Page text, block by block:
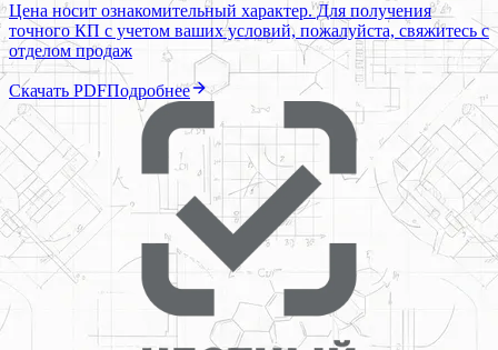
Цена носит ознакомительный характер. Для получения
точного КП с учетом ваших условий, пожалуйста, свяжитесь с
отделом продаж
Скачать PDFПодробнее